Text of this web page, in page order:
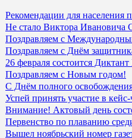
Рекомендации для населения
Не стало Виктора Ивановича
Поздравляем с
Поздравляем с Днём
26 февраля состоится
Поздравляем с Новым годом!
С Днём полного
Успей принять участие в
Внимание! Актовый день
Первенство по плаванию
Вышел ноябрьский номер